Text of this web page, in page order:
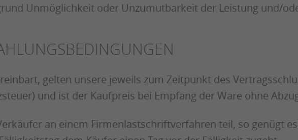
Unmöglichkeit oder Unzumutbarkeit der Leistung und/
gelten unsere jeweils zum Zeitpunkt des
und ist der Kaufpreis bei Empfang der Ware ohne
an einem Firmenlastschriftverfahren teil, so genügt